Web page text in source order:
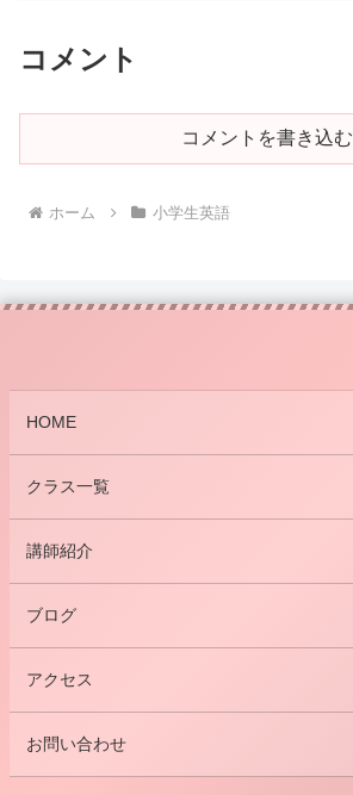
コメント
コメントを書き込む
ホーム 小学生英語
HOME
クラス一覧
講師紹介
ブログ
アクセス
お問い合わせ